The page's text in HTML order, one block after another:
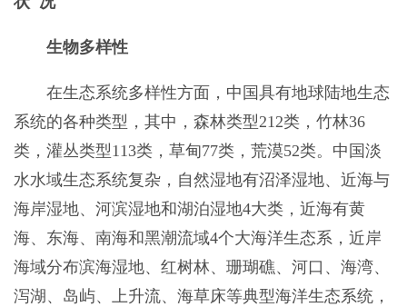
生物多样性
在生态系统多样性方面，中国具有地球陆地生态
系统的各种类型，其中，森林类型212类，竹林36
类，灌丛类型113类，草甸77类，荒漠52类。中国淡
水水域生态系统复杂，自然湿地有沼泽湿地、近海与
海岸湿地、河滨湿地和湖泊湿地4大类，近海有黄
海、东海、南海和黑潮流域4个大海洋生态系，近岸
海域分布滨海湿地、红树林、珊瑚礁、河口、海湾、
泻湖、岛屿、上升流、海草床等典型海洋生态系统，